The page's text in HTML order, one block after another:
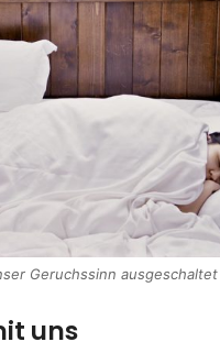
Geruchssinn ausgeschaltet
uns